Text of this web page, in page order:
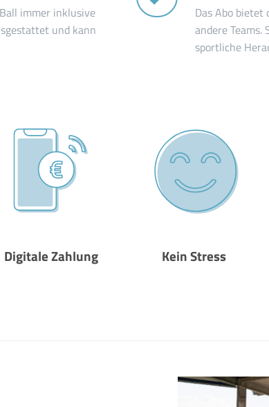
immer inklusive
und kann
Das Abo bietet
andere
sportliche
Digitale Zahlung Kein Stress